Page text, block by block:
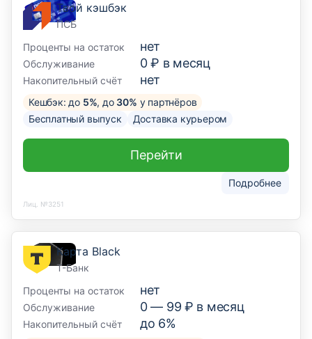
Твой кэшбэк
ПСБ
Проценты на остаток
нет
Обслуживание 0 ₽ в месяц
Накопительный счёт нет
Кешбэк: до 5%, до 30% у партнёров
Бесплатный выпуск
Доставка курьером
Подробнее
Перейти
Лиц. №3251
Карта Black
Т-Банк
Проценты на остаток
нет
Обслуживание 0 — 99 ₽ в месяц
Накопительный счёт до 6%